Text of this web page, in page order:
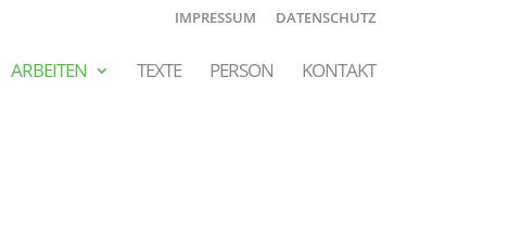
IMPRESSUM DATENSCHUTZ
ARBEITEN TEXTE PERSON KONTAKT